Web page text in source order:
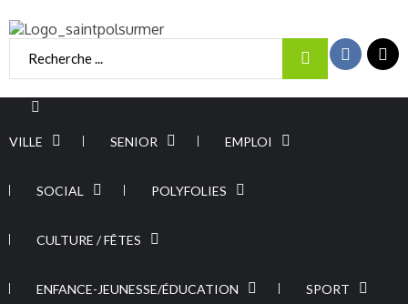
to
navigation
to
content
Portail officiel –
Commune de
Saint Pol sur
Mer
VILLE SENIOR EMPLOI
SOCIAL POLYFOLIES
CULTURE / FÊTES
ENFANCE-JEUNESSE/ÉDUCATION SPORT